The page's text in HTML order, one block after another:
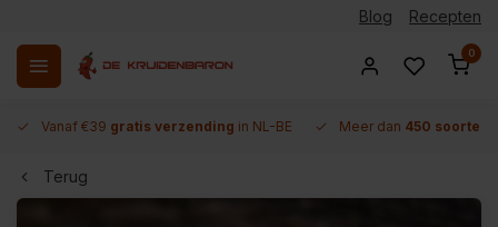
Blog Recepten
0
Vanaf €39 gratis verzending in NL-BE Meer dan 450 soorten
Terug